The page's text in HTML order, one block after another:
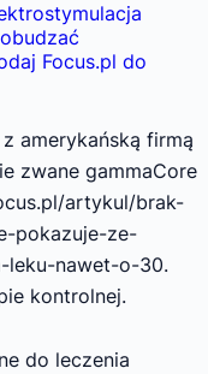
Focus.pl do
amerykańską firmą
zwane gammaCore
artykul/brak-
pokazuje-ze-
leku-nawet-o-30.
kontrolnej.
do leczenia